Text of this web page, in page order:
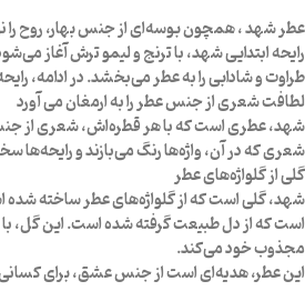
عطر شهد ، همچون بوسه‌ای از جنس بهار، روح
رایحه ابتدایی شهد، با ترنج و لیمو ترش آغاز
طراوت و شادابی را به عطر می‌بخشد. در ادامه،
لطافت شعری از جنس عطر را به ارمغان می آورد
شهد، عطری است که با هر قطره‌اش، شعری از
شعری که در آن، واژه‌ها رنگ می‌بازند و رایحه‌ها
گلی از گلواژه‌های عطر
شهد، گلی است که از گلواژه‌های عطر ساخته شده
است که از دل طبیعت گرفته شده است. این گل،
مجذوب خود می‌کند.
این عطر، هدیه‌ای است از جنس عشق، برای